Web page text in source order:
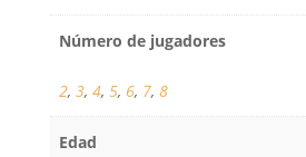
Número de jugadores
2, 3, 4, 5, 6, 7, 8
Edad